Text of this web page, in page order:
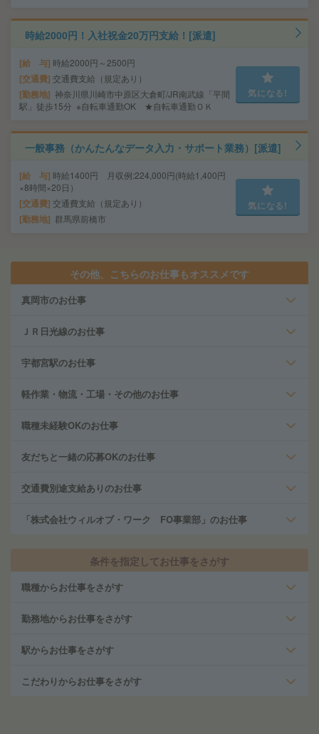
時給2000円！入社祝金20万円支給！[派遣]
給 与 時給2000円～2500円
交通費 交通費支給（規定あり）
勤務地 神奈川県川崎市中原区大倉町/JR南武線「平間
駅」徒歩15分 ※自転車通勤OK ★自転車通勤ＯＫ
気になる!
一般事務（かんたんなデータ入力・サポート業務）[派遣]
給 与 時給1400円 月収例:224,000円(時給1,400円
×8時間×20日）
交通費 交通費支給（規定あり）
勤務地 群馬県前橋市
気になる!
その他、こちらのお仕事もオススメです
真岡市のお仕事
ＪＲ日光線のお仕事
宇都宮駅のお仕事
軽作業・物流・工場・その他のお仕事
職種未経験OKのお仕事
友だちと一緒の応募OKのお仕事
交通費別途支給ありのお仕事
「株式会社ウィルオブ・ワーク FO事業部」のお仕事
条件を指定してお仕事をさがす
職種からお仕事をさがす
勤務地からお仕事をさがす
駅からお仕事をさがす
こだわりからお仕事をさがす